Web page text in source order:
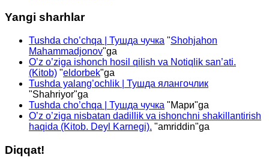
Yangi sharhlar
Tushda cho’chqa | Тушда чучка "Shohjahon
Mahammadjonov"ga
O’z o’ziga ishonch hosil qilish va Notiqlik san’ati.
(Kitob) "eldorbek"ga
Tushda yalang’ochlik | Тушда ялангочлик
"Shahriyor"ga
Tushda cho’chqa | Тушда чучка "Мари"ga
O’z o’ziga nisbatan dadillik va ishonchni shakillantirish
haqida (Kitob. Deyl Karnegi). "amriddin"ga
Diqqat!